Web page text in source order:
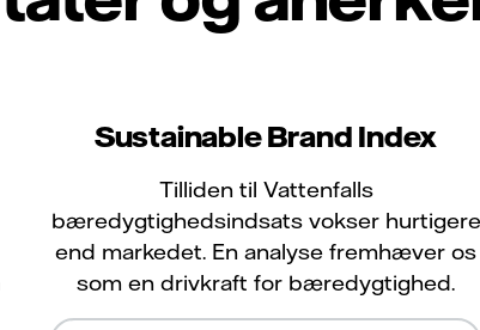
Sustainable Brand Index
Tilliden til Vattenfalls
bæredygtighedsindsats vokser hurtigere
end markedet. En analyse fremhæver os
som en drivkraft for bæredygtighed.